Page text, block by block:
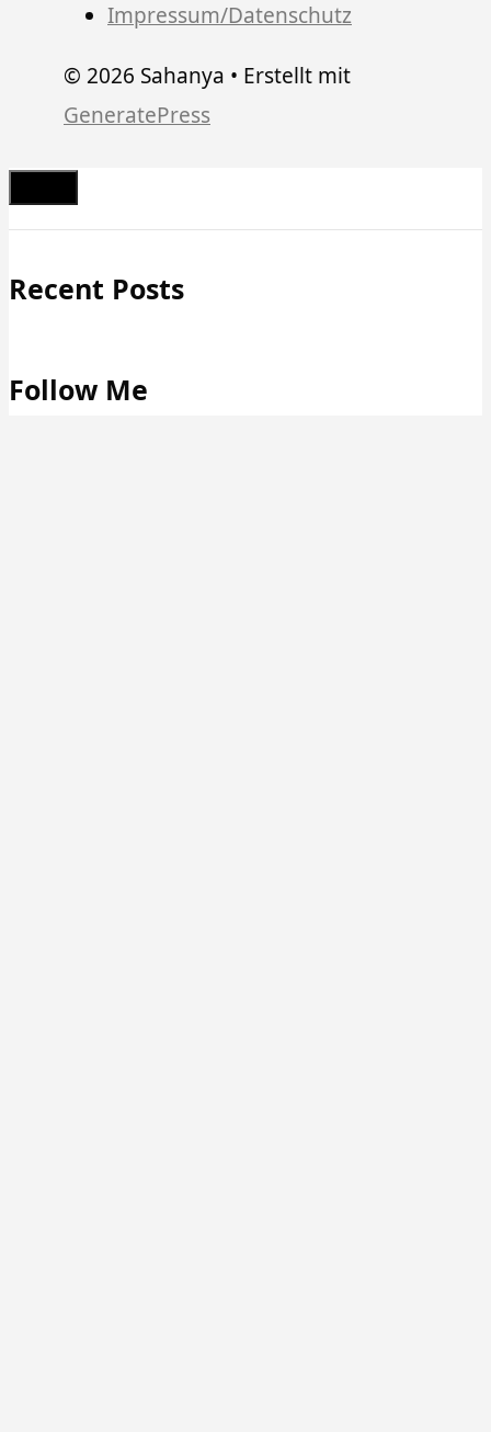
Impressum/Datenschutz
© 2026 Sahanya • Erstellt mit
GeneratePress
Recent Posts
Follow Me